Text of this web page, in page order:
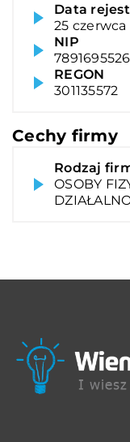
Data
25
NIP
7891695526
REGON
301135572
Cechy firmy
Rodzaj
OSOBY